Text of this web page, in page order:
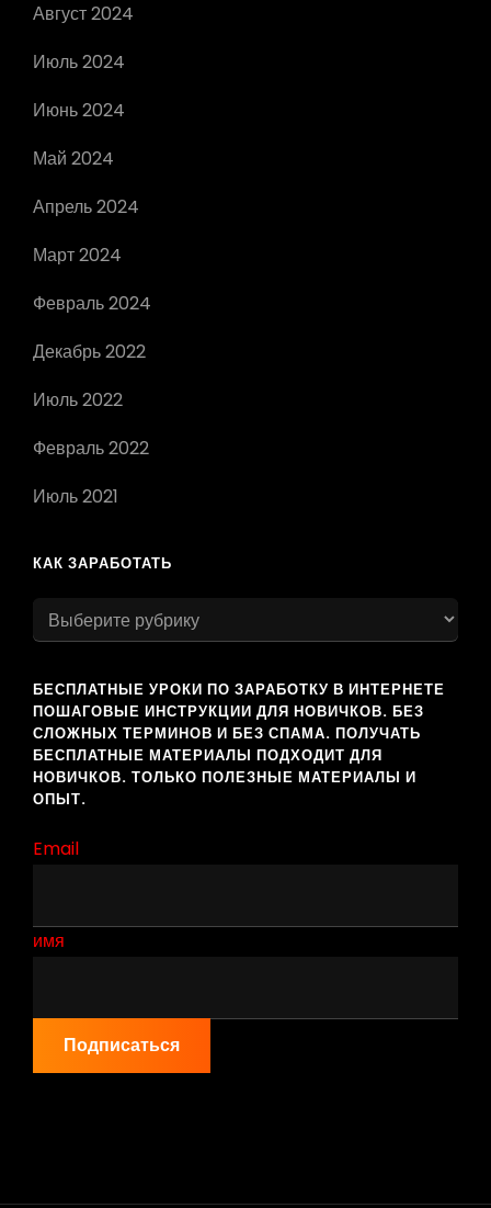
Август 2024
Июль 2024
Июнь 2024
Май 2024
Апрель 2024
Март 2024
Февраль 2024
Декабрь 2022
Июль 2022
Февраль 2022
Июль 2021
КАК ЗАРАБОТАТЬ
как
заработать
БЕСПЛАТНЫЕ УРОКИ ПО ЗАРАБОТКУ В ИНТЕРНЕТЕ
ПОШАГОВЫЕ ИНСТРУКЦИИ ДЛЯ НОВИЧКОВ. БЕЗ
СЛОЖНЫХ ТЕРМИНОВ И БЕЗ СПАМА. ПОЛУЧАТЬ
БЕСПЛАТНЫЕ МАТЕРИАЛЫ ПОДХОДИТ ДЛЯ
НОВИЧКОВ. ТОЛЬКО ПОЛЕЗНЫЕ МАТЕРИАЛЫ И
ОПЫТ.
Email
имя
Подписаться